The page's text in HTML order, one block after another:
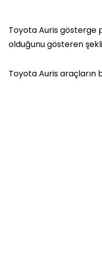
Toyota Auris gösterge
olduğunu gösteren
Toyota Auris araçların